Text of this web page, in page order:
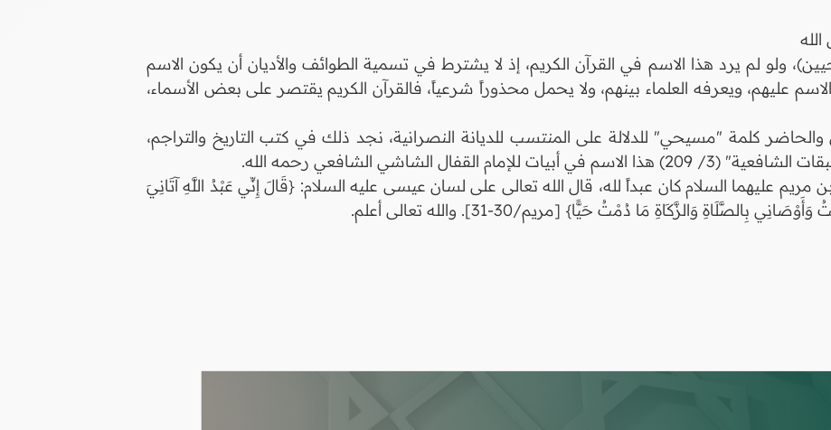
ولو لم يرد هذا الاسم في القرآن الكريم، إذ لا يشترط في تسمية الطوائف والأديان أن يكون الاسم
عليهم، ويعرفه العلماء بينهم، ولا يحمل محذوراً شرعياً، فالقرآن الكريم يقتصر على بعض الأسماء،
كلمة "مسيحي" للدلالة على المنتسب للديانة النصرانية، نجد ذلك في كتب التاريخ والتراجم،
القفال الشاشي الشافعي رحمه الله.
عليهما السلام كان عبداً لله، قال الله تعالى على لسان عيسى عليه السلام: {قَالَ إِنِّي عَبْدُ اللَّهِ آتَانِيَ
وَالزَّكَاةِ مَا دُمْتُ حَيًّا} [مريم/30-31]. والله تعالى أعلم.